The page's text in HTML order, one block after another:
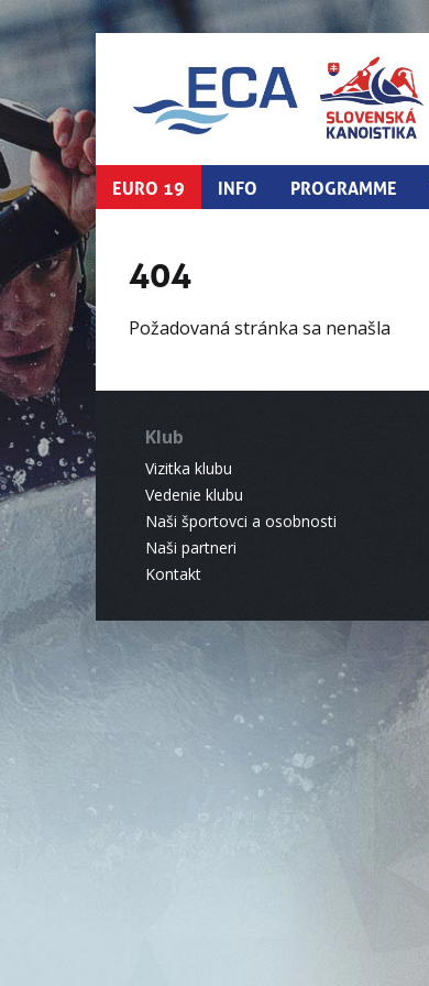
EURO 19 INFO PROGRAMME
404
Požadovaná stránka sa nenašla
Klub
Vizitka klubu
Vedenie klubu
Naši športovci a osobnosti
Naši partneri
Kontakt